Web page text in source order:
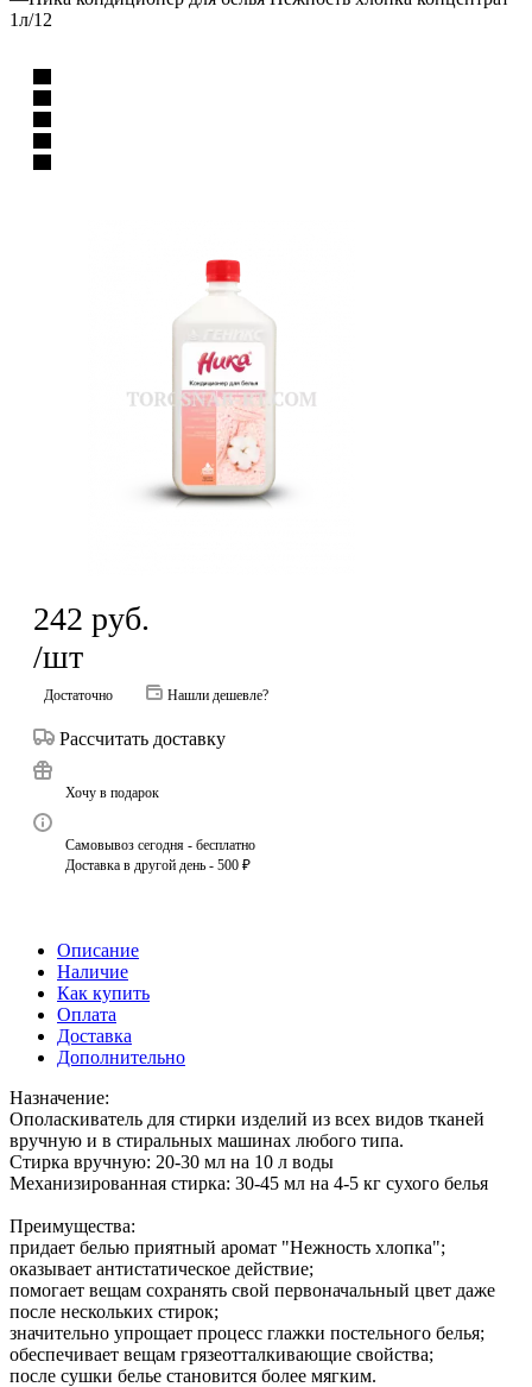
1л/12
242 руб.
/шт
Достаточно Нашли дешевле?
Рассчитать доставку
Хочу в подарок
Самовывоз сегодня - бесплатно
Доставка в другой день - 500 ₽
Описание
Наличие
Как купить
Оплата
Доставка
Дополнительно
Назначение:
Ополаскиватель для стирки изделий из всех видов тканей
вручную и в стиральных машинах любого типа.
Стирка вручную: 20-30 мл на 10 л воды
Механизированная стирка: 30-45 мл на 4-5 кг сухого белья
Преимущества:
придает белью приятный аромат "Нежность хлопка";
оказывает антистатическое действие;
помогает вещам сохранять свой первоначальный цвет даже
после нескольких стирок;
значительно упрощает процесс глажки постельного белья;
обеспечивает вещам грязеотталкивающие свойства;
после сушки белье становится более мягким.